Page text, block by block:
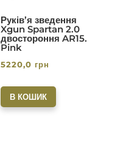
Руків’я зведення
Xgun Spartan 2.0
двостороння AR15.
Pink
5220,0 грн
В КОШИК